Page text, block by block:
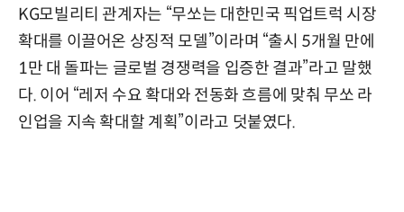
KG모빌리티 관계자는 “무쏘는 대한민국 픽업트럭 시장
확대를 이끌어온 상징적 모델”이라며 “출시 5개월 만에
1만 대 돌파는 글로벌 경쟁력을 입증한 결과”라고 말했
다. 이어 “레저 수요 확대와 전동화 흐름에 맞춰 무쏘 라
인업을 지속 확대할 계획”이라고 덧붙였다.